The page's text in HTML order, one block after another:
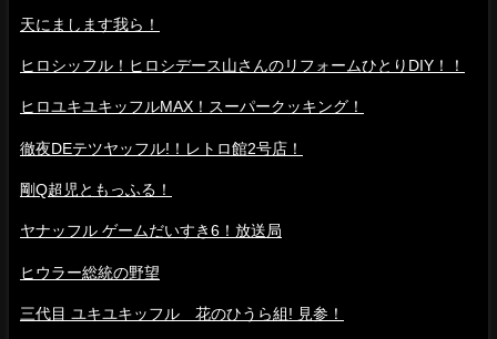
天にまします我ら！
ヒロシッフル！ヒロシデース山さんのリフォームひとりDIY！！
ヒロユキユキッフルMAX！スーパークッキング！
徹夜DEテツヤッフル!！レトロ館2号店！
剛Q超児ともっふる！
ヤナッフル ゲームだいすき6！放送局
ヒウラー総統の野望
三代目 ユキユキッフル 花のひうら組! 見参！